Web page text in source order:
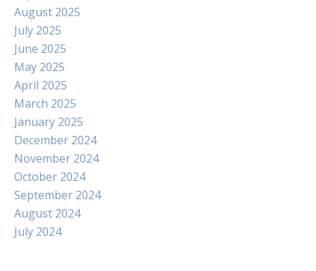
August 2025
July 2025
June 2025
May 2025
April 2025
March 2025
January 2025
December 2024
November 2024
October 2024
September 2024
August 2024
July 2024